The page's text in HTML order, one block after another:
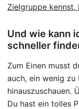
Zielgruppe
Und wie kann
schneller
Zum Einen musst
auch, ein wenig
hinauszuschauen.
Du hast ein tolles